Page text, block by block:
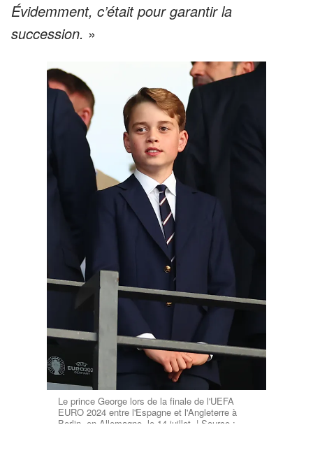
Évidemment, c’était pour garantir la
succession. »
Le prince George lors de la finale de l'UEFA
EURO 2024 entre l'Espagne et l'Angleterre à
Berlin, en Allemagne, le 14 juillet. | Source :